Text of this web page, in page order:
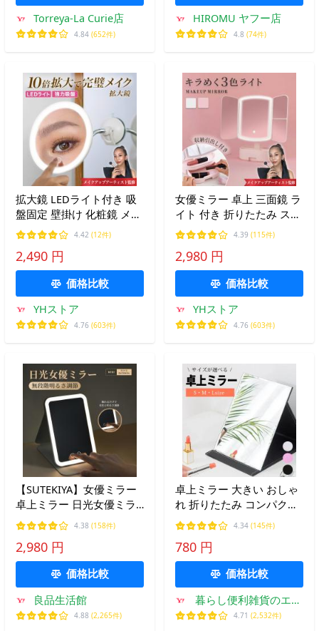
Torreya-La Curie店
4.84 (652件)
HIROMU ヤフー店
4.8 (74件)
拡大鏡 LEDライト付き 吸
盤固定 壁掛け 化粧鏡 メイ
クミラー 女優ミラー 卓上
ミラー ギフト 10倍拡大
4.42 (12件)
2,490 円
価格比較
YHストア
4.76 (603件)
女優ミラー 卓上 三面鏡 ラ
イト 付き 折りたたみ スタ
ンドミラー 化粧品収納 卓
上ドレッサー 化粧箱 プレ
ゼント ギフト
4.39 (115件)
2,980 円
価格比較
YHストア
4.76 (603件)
【SUTEKIYA】女優ミラー
卓上ミラー 日光女優ミラ
ー 携帯型 化粧鏡 三色調光
LEDミラー 明るさ調節 タ
ッチボタン 記憶機能 折り
たたみ式 一年保証
4.38 (158件)
2,980 円
価格比較
良品生活館
4.88 (2,265件)
卓上ミラー 大きい おしゃ
れ 折りたたみ コンパクト
鏡 卓上 角度調整 大型 調
節 化粧鏡
4.34 (145件)
780 円
価格比較
暮らし便利雑貨のエフ
ケーストア
4.71 (2,532件)